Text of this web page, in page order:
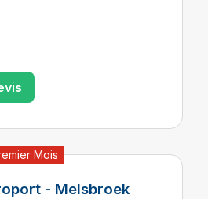
Mois
- Melsbroek